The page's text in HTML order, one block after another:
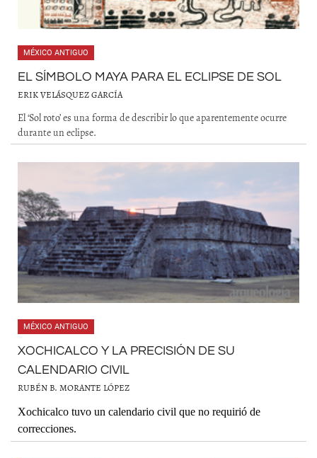
MÉXICO ANTIGUO
EL SÍMBOLO MAYA PARA EL ECLIPSE DE SOL
ERIK VELÁSQUEZ GARCÍA
El ‘Sol roto’ es una forma de describir lo que aparentemente ocurre
durante un eclipse.
MÉXICO ANTIGUO
XOCHICALCO Y LA PRECISIÓN DE SU
CALENDARIO CIVIL
RUBÉN B. MORANTE LÓPEZ
Xochicalco tuvo un calendario civil que no requirió de
correcciones.